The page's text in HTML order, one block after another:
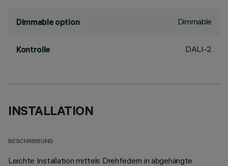
Dimmable option Dimmable
Kontrolle DALI-2
INSTALLATION
BESCHREIBUNG
Leichte Installation mittels Drehfedern in abgehängte